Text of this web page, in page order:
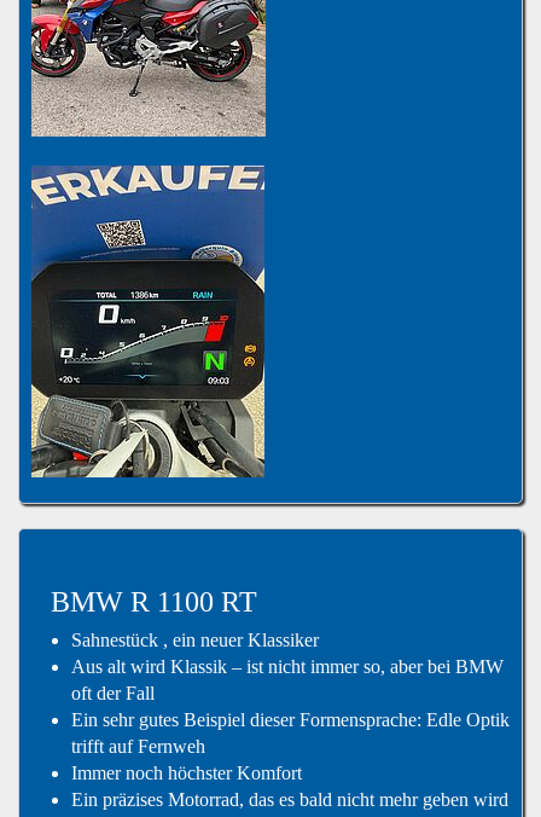
BMW R 1100 RT
Sahnestück , ein neuer Klassiker
Aus alt wird Klassik – ist nicht immer so, aber bei BMW
oft der Fall
Ein sehr gutes Beispiel dieser Formensprache: Edle Optik
trifft auf Fernweh
Immer noch höchster Komfort
Ein präzises Motorrad, das es bald nicht mehr geben wird